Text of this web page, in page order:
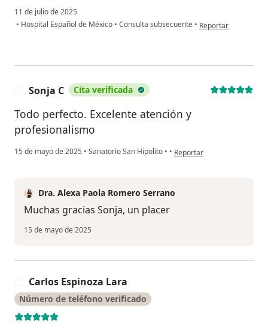
11 de julio de 2025
• Hospital Español de México • Consulta subsecuente • en opinión del
Reportar
Sonja C Cita verificada
Todo perfecto. Excelente atención y
profesionalismo
15 de mayo de 2025 • Sanatorio San Hipolito • • en opinión del usuario
Reportar
Dra. Alexa Paola Romero Serrano
Muchas gracias Sonja, un placer
15 de mayo de 2025
Carlos Espinoza Lara
Número de teléfono verificado